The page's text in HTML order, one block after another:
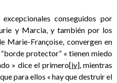
conseguidos por
y Marcia, y también por los
Marie-Françoise, convergen en
protector” « tienen miedo
» dice el primero[iv], mientras
para ellos « hay que destruir el